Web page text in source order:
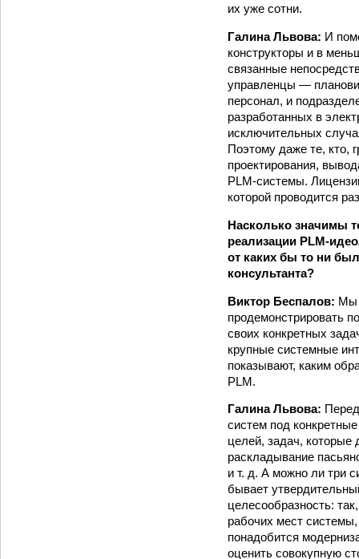
их уже сотни.
Галина Львова: И
конструкторы и в
связанные
управленцы —
персонал, и
разработанных в
исключительных
Поэтому даже те, кто,
проектирования,
PLM-системы.
которой проводится
Насколько значимы
реализации PLM-
от каких бы то ни
консультанта?
Виктор Беспалов: Мы
продемонстрировать
своих конкретных
крупные системные
показывают, каким
PLM.
Галина Львова:
систем под
целей, задач, которые
раскладывание
и т. д. А можно ли три
бывает
целесообразность:
рабочих мест
понадобится
оценить совокупную